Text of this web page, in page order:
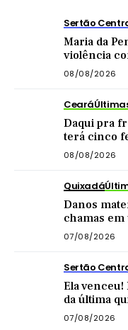
Sertão
Maria da
violência
no Sertão
08/08/2026
Ceará
Daqui pra
terá cinco
08/08/2026
Quixadá
Danos
chamas em
Quixadá
07/08/2026
Sertão
Ela
da última
carreata
07/08/2026